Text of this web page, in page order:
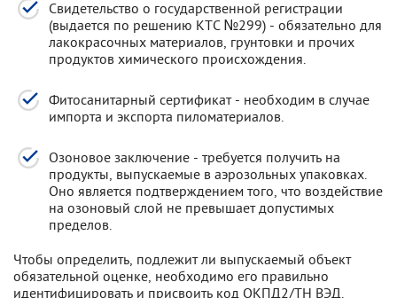
Свидетельство о государственной регистрации
(выдается по решению КТС №299) - обязательно для
лакокрасочных материалов, грунтовки и прочих
продуктов химического происхождения.
Фитосанитарный сертификат - необходим в случае
импорта и экспорта пиломатериалов.
Озоновое заключение - требуется получить на
продукты, выпускаемые в аэрозольных упаковках.
Оно является подтверждением того, что воздействие
на озоновый слой не превышает допустимых
пределов.
Чтобы определить, подлежит ли выпускаемый объект
обязательной оценке, необходимо его правильно
идентифицировать и присвоить код ОКПД2/ТН ВЭД.